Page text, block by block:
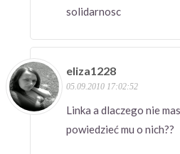
solidarnosc
eliza1228
05.09.2010 17:02:52
Linka a dlaczego nie
powiedzieć mu o nich??